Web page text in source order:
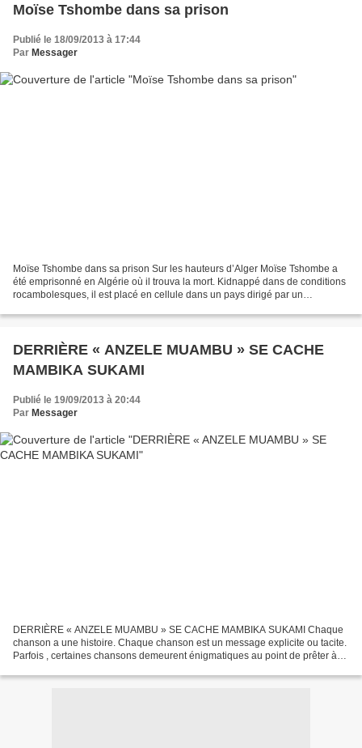
Moïse Tshombe dans sa prison
Publié le 18/09/2013 à 17:44
Par Messager
Moïse Tshombe dans sa prison Sur les hauteurs d’Alger Moïse Tshombe a
été emprisonné en Algérie où il trouva la mort. Kidnappé dans de conditions
rocambolesques, il est placé en cellule dans un pays dirigé par un
DERRIÈRE « ANZELE MUAMBU » SE CACHE
MAMBIKA SUKAMI
Publié le 19/09/2013 à 20:44
Par Messager
DERRIÈRE « ANZELE MUAMBU » SE CACHE MAMBIKA SUKAMI Chaque
chanson a une histoire. Chaque chanson est un message explicite ou tacite.
Parfois , certaines chansons demeurent énigmatiques au point de prêter à